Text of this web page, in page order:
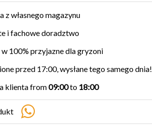
z własnego magazynu
i fachowe doradztwo
100% przyjazne dla gryzoni
przed 17:00, wysłane tego samego dnia!
klienta from09:00to 18:00